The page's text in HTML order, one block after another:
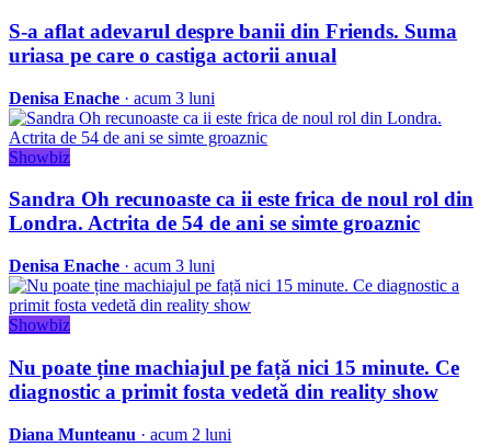
S-a aflat adevarul despre banii din Friends. Suma
uriasa pe care o castiga actorii anual
Denisa Enache · acum 3 luni
Showbiz
Sandra Oh recunoaste ca ii este frica de noul rol din
Londra. Actrita de 54 de ani se simte groaznic
Denisa Enache · acum 3 luni
Showbiz
Nu poate ține machiajul pe față nici 15 minute. Ce
diagnostic a primit fosta vedetă din reality show
Diana Munteanu · acum 2 luni